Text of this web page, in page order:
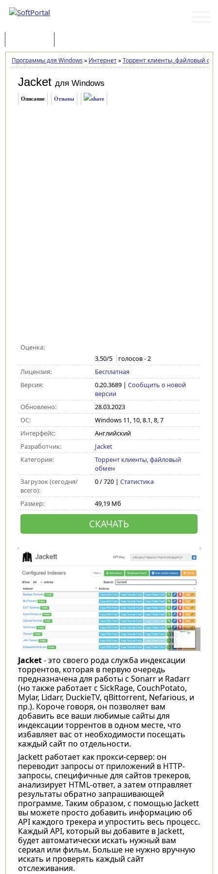
Программы для Windows » Интернет»Торрент клиенты, файловый
Jacket для Windows
Описание Отзывы
Оценка:
3.50/5 голосов -2
Лицензия:
Бесплатная
Версия:
0.20.3689| Сообщить о новой
версии
Обновлено:
28.03.2023
ОС:
Windows 11, 10, 8.1, 8, 7
Интерфейс:
Английский
Разработчик:
Jacket
Категория:
Торрент клиенты, файловый
обмен
Загрузок (сегодня/
всего):
0 / 720 | Статистика
Размер: 49,19 Мб
СКАЧАТЬ
Jacket- это своего рода служба индексации
торрентов, которая в первую очередь
предназначена для работы с Sonarr и Radarr
(но также работает с SickRage, CouchPotato,
Mylar, Lidarr, DuckieTV, qBittorrent, Nefarious, и
пр.). Короче говоря, он позволяет вам
добавить все ваши любимые сайты для
индексации торрентов в одном месте, что
избавляет вас от необходимости посещать
каждый сайт по отдельности.
Jackett работает как прокси-сервер: он
переводит запросы от приложений в HTTP-
запросы, специфичные для сайтов трекеров,
анализирует HTML-ответ, а затем отправляет
результаты обратно запрашивающей
программе. Таким образом, с помощью Jackett
вы можете просто добавить информацию об
API каждого трекера и упростить весь процесс.
Каждый API, который вы добавите в Jackett,
будет автоматически искать нужный вам
сериал или фильм. Больше не нужно вручную
искать и проверять каждый сайт
отслеживания.